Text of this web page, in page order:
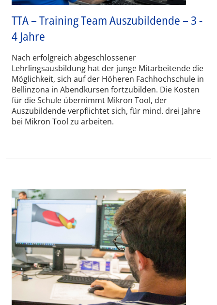
TTA – Training Team Auszubildende – 3 -
4 Jahre
Nach erfolgreich abgeschlossener
Lehrlingsausbildung hat der junge Mitarbeitende die
Möglichkeit, sich auf der Höheren Fachhochschule in
Bellinzona in Abendkursen fortzubilden. Die Kosten
für die Schule übernimmt Mikron Tool, der
Auszubildende verpflichtet sich, für mind. drei Jahre
bei Mikron Tool zu arbeiten.